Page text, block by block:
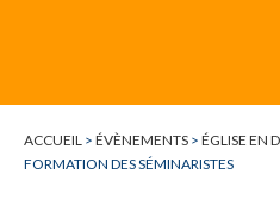
Choisir ma paroisse
ACCUEIL > ÉVÈNEMENTS > ÉGLISE EN
FORMATION DES SÉMINARISTES